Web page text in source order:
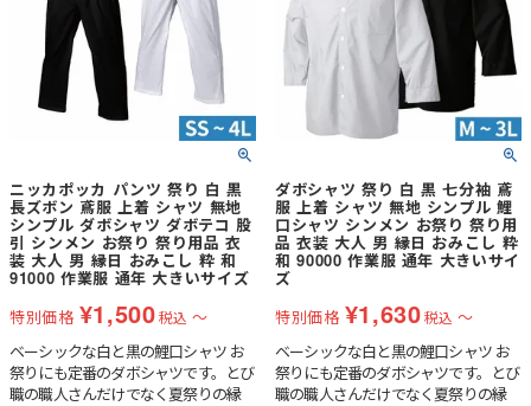
ニッカポッカ パンツ 祭り 白 黒
長ズボン 鳶服 上着 シャツ 無地
シンプル ダボシャツ ダボテコ 股
引 シンメン お祭り 祭り用品 衣
装 大人 男 縁日 おみこし 粋 和
91000 作業服 通年 大きいサイズ
特別価格 ¥1,500税込 〜
ベーシックな白と黒の鯉口シャツ お
祭りにも定番のダボシャツです。とび
職の職人さんだけでなく夏祭りの縁
ダボシャツ 祭り 白 黒 七分袖 鳶
服 上着 シャツ 無地 シンプル 鯉
口シャツ シンメン お祭り 祭り用
品 衣装 大人 男 縁日 おみこし 粋
和 90000 作業服 通年 大きいサイ
ズ
特別価格 ¥1,630税込 〜
ベーシックな白と黒の鯉口シャツ お
祭りにも定番のダボシャツです。とび
職の職人さんだけでなく夏祭りの縁